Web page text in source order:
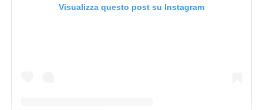
Visualizza questo post su Instagram